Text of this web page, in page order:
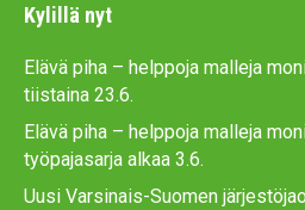
Kylillä nyt
Elävä piha – helppoja malleja
tiistaina 23.6.
Elävä piha – helppoja malleja
työpajasarja alkaa 3.6.
Uusi Varsinais-Suomen